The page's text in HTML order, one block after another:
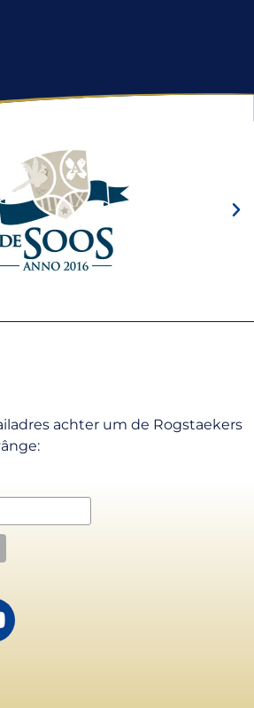
achter um de Rogstaekers